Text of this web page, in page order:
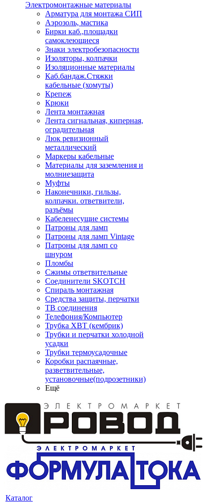
Электромонтажные материалы
Арматура для монтажа СИП
Аэрозоль, мастика
Бирки каб.,площадки
самоклеющиеся
Знаки электробезопасности
Изоляторы, колпачки
Изоляционные материалы
Каб.бандаж.Стяжки
кабельные (хомуты)
Крепеж
Крюки
Лента монтажная
Лента сигнальная, киперная,
оградительная
Люк ревизионный
металлический
Маркеры кабельные
Материалы для заземления и
молниезащита
Муфты
Наконечники, гильзы,
колпачки. ответвители,
разъёмы
Кабеленесущие системы
Патроны для ламп
Патроны для ламп Vintage
Патроны для ламп со
шнуром
Пломбы
Сжимы ответвительные
Соединители SKOTCH
Спираль монтажная
Средства защиты, перчатки
ТВ соединения
Телефония/Компьютер
Трубка ХВТ (кембрик)
Трубки и перчатки холодной
усадки
Трубки термоусадочные
Коробки распаячные,
разветвительные,
установочные(подрозетники)
Ещё
Каталог